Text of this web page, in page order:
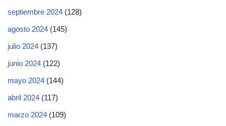
septiembre 2024 (128)
agosto 2024 (145)
julio 2024 (137)
junio 2024 (122)
mayo 2024 (144)
abril 2024 (117)
marzo 2024 (109)